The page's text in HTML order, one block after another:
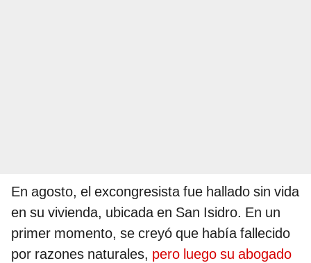
En agosto, el excongresista fue hallado sin vida
en su vivienda, ubicada en San Isidro. En un
primer momento, se creyó que había fallecido
por razones naturales, pero luego su abogado